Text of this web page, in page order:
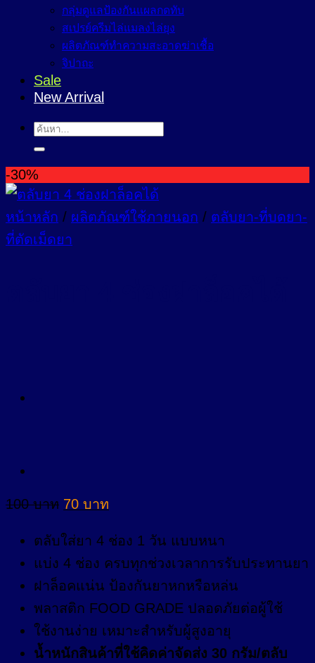
กลุ่มดูแลป้องกันแผลกดทับ
สเปรย์ครีมไล่แมลงไล่ยุง
ผลิตภัณฑ์ทำความสะอาดฆ่าเชื้อ
จิปาถะ
Sale
New Arrival
ค้นหา:
-30%
หน้าหลัก / ผลิตภัณฑ์ใช้ภายนอก / ตลับยา-ที่บดยา-
ที่ตัดเม็ดยา
100บาท Original
was:
70 บาท
is:
ตลับใส่ยา 4 ช่อง 1 วัน แบบหนา
แบ่ง 4 ช่อง ครบทุกช่วงเวลาการรับประทานยา
ฝาล็อคแน่น ป้องกันยาหกหรือหล่น
พลาสติก FOOD GRADE ปลอดภัยต่อผู้ใช้
ใช้งานง่าย เหมาะสำหรับผู้สูงอายุ
น้ำหนักสินค้าที่ใช้คิดค่าจัดส่ง 30 กรัม/ตลับ